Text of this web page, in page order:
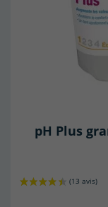
pH Plus